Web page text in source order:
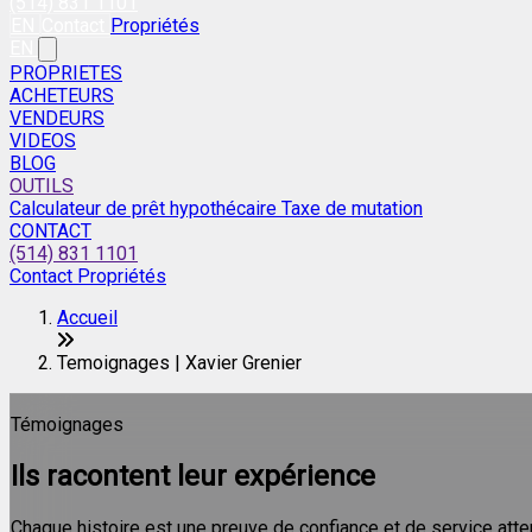
Propriétés
PROPRIETES
ACHETEURS
VENDEURS
VIDEOS
BLOG
OUTILS
Calculateur de prêt hypothécaire Taxe de mutation
CONTACT
(514) 831 1101
Contact Propriétés
Accueil
Temoignages | Xavier Grenier
Témoignages
Ils racontent leur expérience